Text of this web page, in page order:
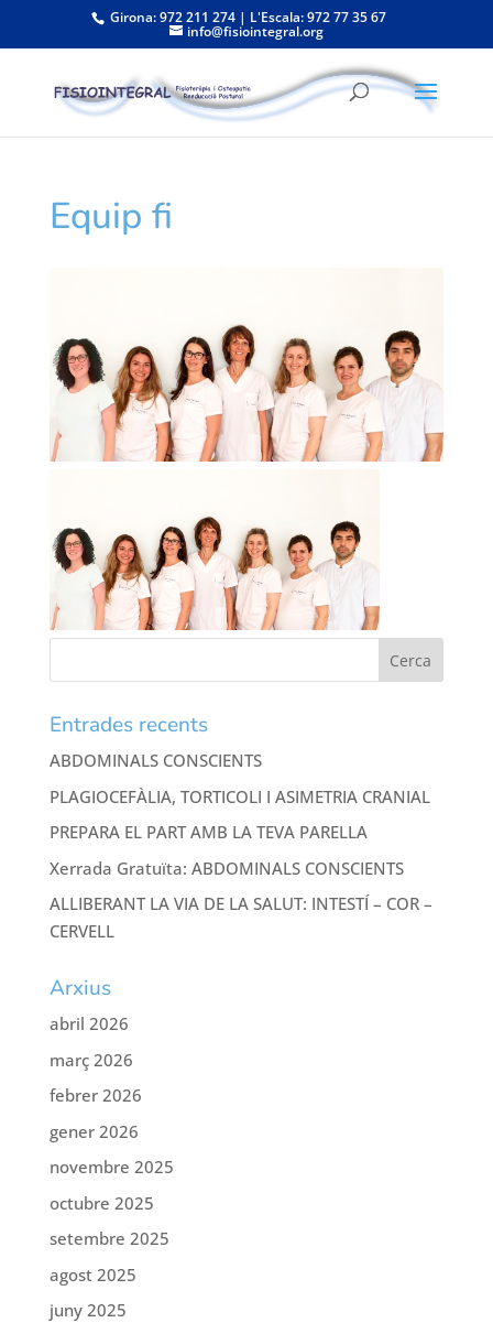
Girona: 972 211 274 | L'Escala: 972 77 35 67
info@fisiointegral.org
Equip fi
Entrades recents
ABDOMINALS CONSCIENTS
PLAGIOCEFÀLIA, TORTICOLI I ASIMETRIA CRANIAL
PREPARA EL PART AMB LA TEVA PARELLA
Xerrada Gratuïta: ABDOMINALS CONSCIENTS
ALLIBERANT LA VIA DE LA SALUT: INTESTÍ – COR –
CERVELL
Arxius
abril 2026
març 2026
febrer 2026
gener 2026
novembre 2025
octubre 2025
setembre 2025
agost 2025
juny 2025